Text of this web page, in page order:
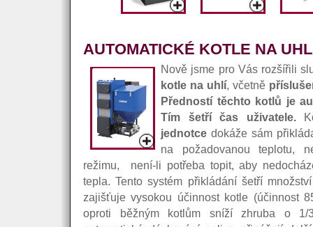
AUTOMATICKÉ KOTLE NA
Nově jsme pro Vás rozšířili
kotle na uhlí, včetně
Předností těchto kotlů je
Tím šetří čas uživatele.
jednotce dokáže sám
na požadovanou teplotu,
režimu, není-li potřeba topit, aby
tepla. Tento systém přikládání šetří
zajišťuje vysokou účinnost kotle (účinnost
oproti běžným kotlům sníží zhruba o